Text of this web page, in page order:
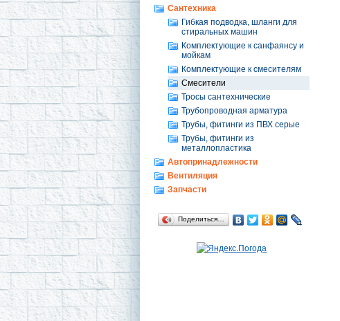
Сантехника
Гибкая подводка, шланги для
стиральных машин
Комплектующие к санфаянсу и
мойкам
Комплектующие к смесителям
Смесители
Тросы сантехнические
Трубопроводная арматура
Трубы, фитинги из ПВХ серые
Трубы, фитинги из
металлопластика
Автопринадлежности
Вентиляция
Запчасти
Поделиться…